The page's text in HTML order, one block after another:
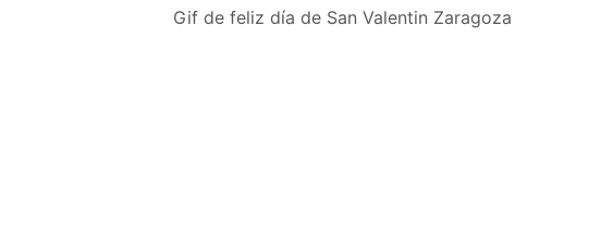
Gif de feliz día de San Valentin Zaragoza